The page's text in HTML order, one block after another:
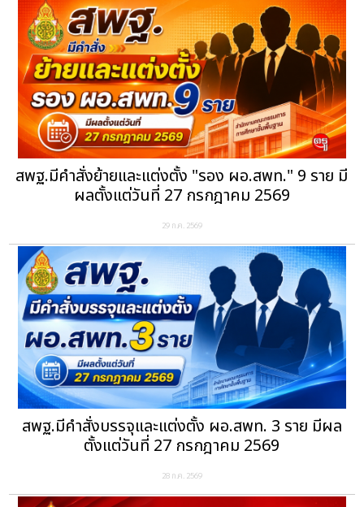
สพฐ.มีคำสั่งย้ายและแต่งตั้ง "รอง ผอ.สพท." 9 ราย มี
ผลตั้งแต่วันที่ 27 กรกฎาคม 2569
29 ก.ค. 2569
สพฐ.มีคำสั่งบรรจุและแต่งตั้ง ผอ.สพท. 3 ราย มีผล
ตั้งแต่วันที่ 27 กรกฎาคม 2569
28 ก.ค. 2569